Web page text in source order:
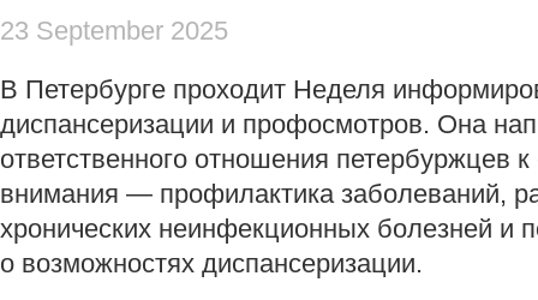
23 September 2025
В Петербурге проходит Неделя
диспансеризации и профосмотров. Она
ответственного отношения петербуржцев
внимания — профилактика заболеваний,
хронических неинфекционных болезней и
о возможностях диспансеризации.